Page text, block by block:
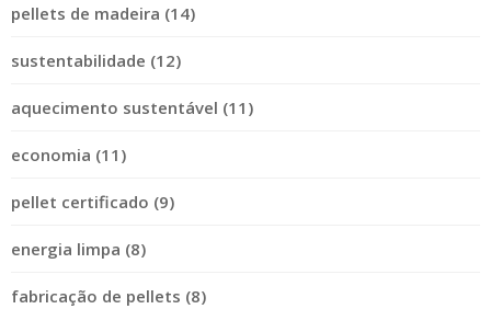
pellets de madeira (14)
sustentabilidade (12)
aquecimento sustentável (11)
economia (11)
pellet certificado (9)
energia limpa (8)
fabricação de pellets (8)